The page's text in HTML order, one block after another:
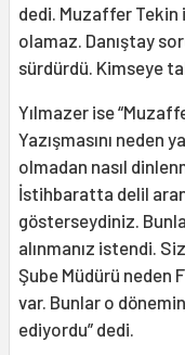
dedi. Muzaffer Tekin
olamaz. Danıştay
sürdürdü. Kimseye
Yılmazer ise
Yazışmasını neden
olmadan nasıl
İstihbaratta delil
gösterseydiniz.
alınmanız istendi.
Şube Müdürü neden
var. Bunlar o
ediyordu” dedi.